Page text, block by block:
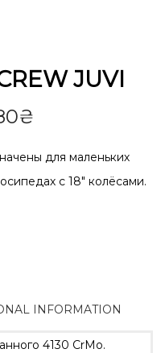
JUVI
₴
для маленьких
с 18″ колёсами.
INFORMATION
4130 CrMo.